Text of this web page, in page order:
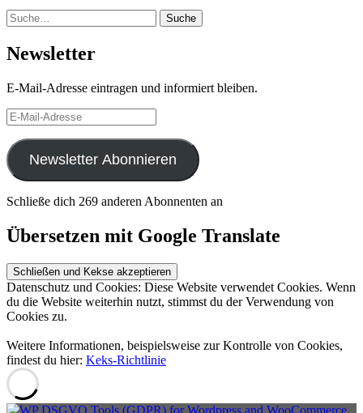
Suche Suche
Newsletter
E-Mail-Adresse eintragen und informiert bleiben.
E-
Mail-
Adresse
Newsletter Abonnieren
Schließe dich 269 anderen Abonnenten an
Übersetzen mit Google Translate
Datenschutz und Cookies: Diese Website verwendet Cookies. Wenn
du die Website weiterhin nutzt, stimmst du der Verwendung von
Cookies zu.
Weitere Informationen, beispielsweise zur Kontrolle von Cookies,
findest du hier: Keks-Richtlinie